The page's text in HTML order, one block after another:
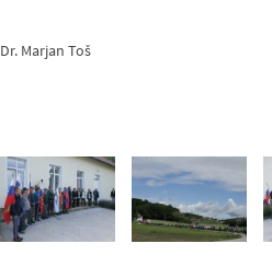
Dr. Marjan Toš